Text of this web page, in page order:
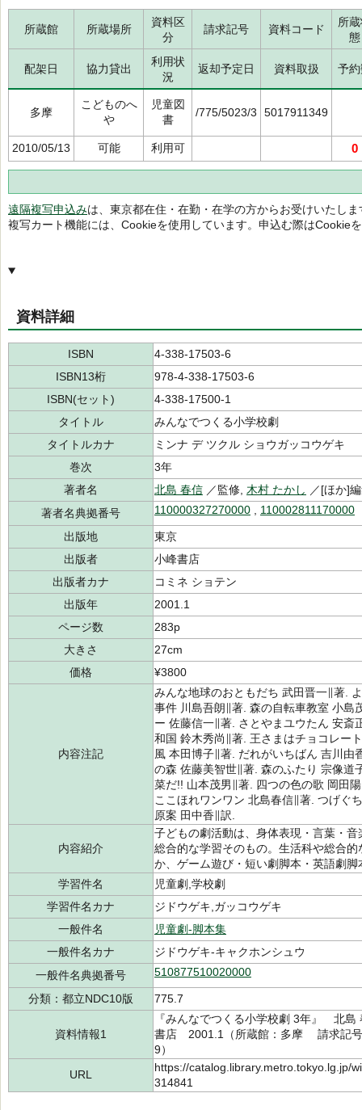
所蔵館 所蔵場所
資料区
分
請求記号 資料コード
所
態
配架日 協力貸出
利用状
況
返却予定日 資料取扱 予
多摩
こどものへ
や
児童図
書
/775/5023/3 5017911349
2010/05/13 可能 利用可 0
遠隔複写申込みは、東京都在住・在勤・在学の方からお受けいたしま
複写カート機能には、Cookieを使用しています。申込む際はCookie
資料詳細
ISBN
4-338-17503-6
ISBN13桁
978-4-338-17503-6
ISBN(セット)
4-338-17500-1
タイトル
みんなでつくる小学校劇
タイトルカナ
ミンナ デ ツクル ショウガッコウゲキ
巻次
3年
著者名
北島 春信 ／監修, 木村 たかし ／[ほか]
著者名典拠番号
110000327270000 110002811170000
出版地
東京
出版者
小峰書店
出版者カナ
コミネ ショテン
出版年
2001.1
ページ数
283p
大きさ
27cm
価格
¥3800
内容注記
みんな地球のおともだち 武田晋一∥著.
事件 川島吾朗∥著. 森の自転車教室 小島
ー 佐藤信一∥著. さとやまユウたん 安
和国 鈴木秀尚∥著. 王さまはチョコレー
風 本田博子∥著. だれがいちばん 吉川
の森 佐藤美智世∥著. 森のふたり 宗像道
菜だ!! 山本茂男∥著. 四つの色の歌 岡田
ここほれワンワン 北島春信∥著. つげぐ
原案 田中香∥訳.
内容紹介
子どもの劇活動は、身体表現・言葉・
総合的な学習そのもの。生活科や総合
か、ゲーム遊び・短い劇脚本・英語劇
学習件名
児童劇,学校劇
学習件名カナ
ジドウゲキ,ガッコウゲキ
一般件名
児童劇-脚本集
一般件名カナ
ジドウゲキ-キャクホンシュウ
一般件名典拠番号
510877510020000
分類：都立NDC10版 775.7
資料情報1
『みんなでつくる小学校劇 3年』 北
書店 2001.1（所蔵館：多摩 請求記
9）
URL
https://catalog.library.metro.tokyo.lg.jp/
314841